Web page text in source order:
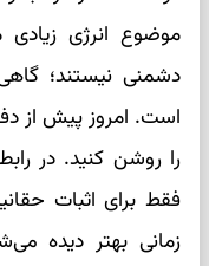
موضوع انرژی
دشمنی نیستند؛
است. امروز پیش از
را روشن کنید. در
فقط برای اثبات
زمانی بهتر دیده